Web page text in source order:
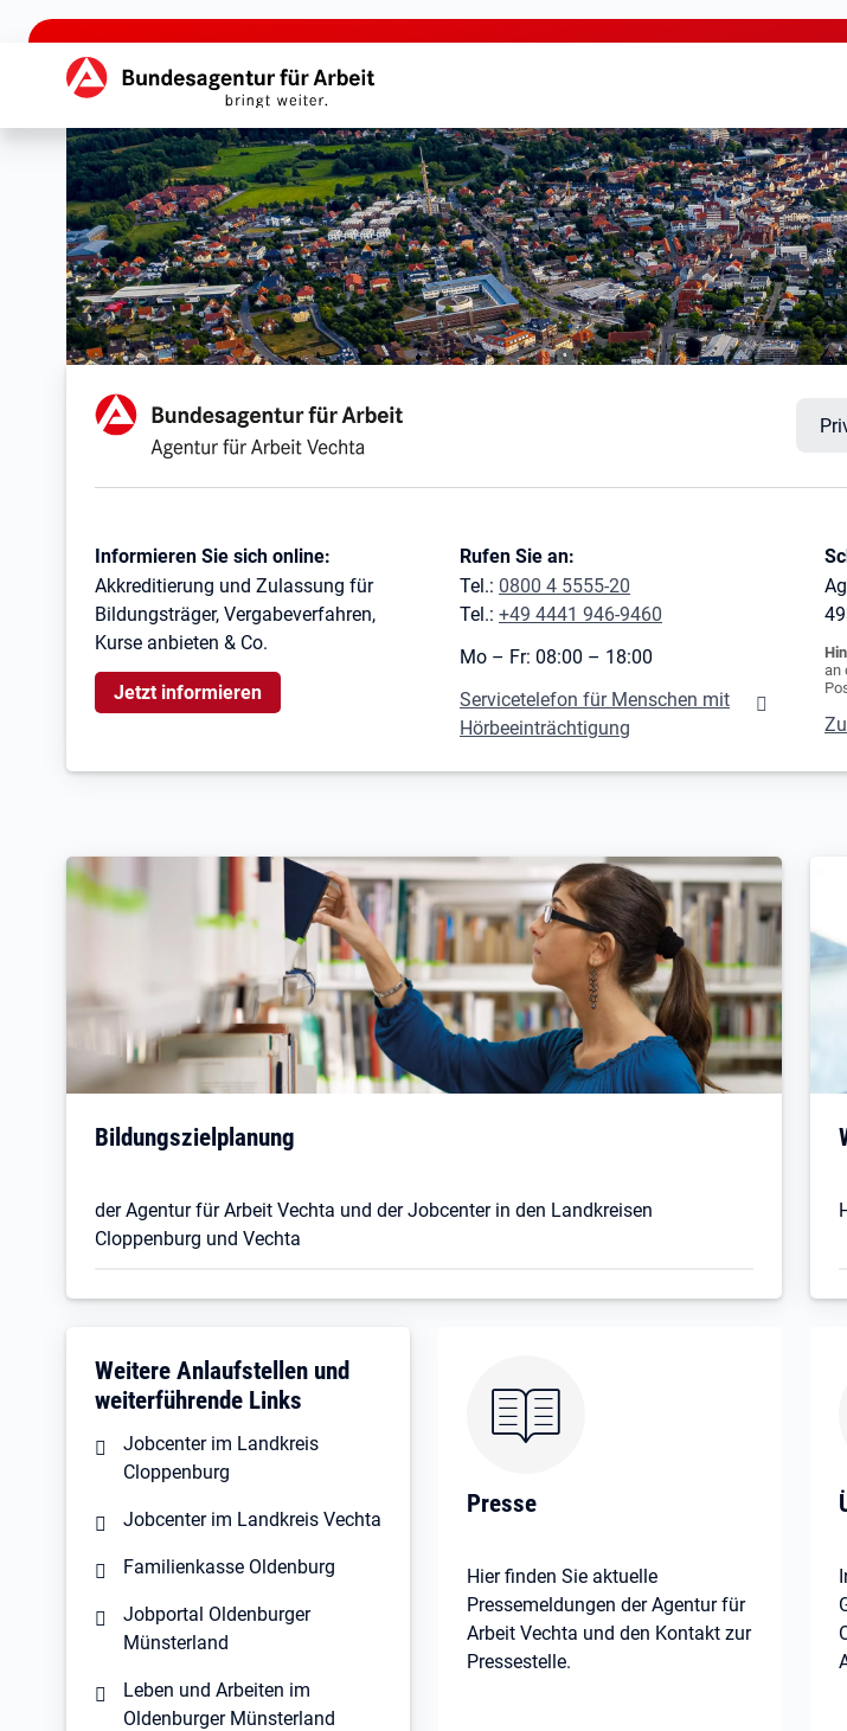
zu den Hauptinhalten springen
Hauptnavigation
Agentur für Arbeit Vechta
Kontaktinformationen
Informieren Sie sich online:
Akkreditierung und Zulassung für
Bildungsträger, Vergabeverfahren,
Kurse anbieten & Co.
Jetzt informieren
Rufen Sie an:
Tel.: 0800 4 5555-20
Tel.: +49 4441 946-9460
Mo – Fr: 08:00 – 18:00
Servicetelefon für Menschen mit
Hörbeeinträchtigung
an
Öffnet in neuem Tab
Bildungszielplanung
der Agentur für Arbeit Vechta und der Jobcenter in den Landkreisen
Cloppenburg und Vechta
Weitere Anlaufstellen und
weiterführende Links
Jobcenter im Landkreis
Cloppenburg
Jobcenter im Landkreis Vechta
Familienkasse Oldenburg
Jobportal Oldenburger
Münsterland
Leben und Arbeiten im
Oldenburger Münsterland
Presse
Hier finden Sie aktuelle
Pressemeldungen der Agentur für
Arbeit Vechta und den Kontakt zur
Pressestelle.